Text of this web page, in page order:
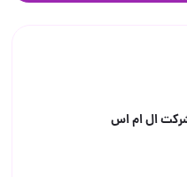
ال ام اس